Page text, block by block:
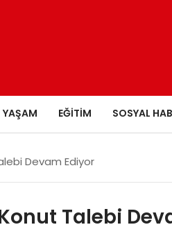
YAŞAM EĞITIM SOSYAL
Devam Ediyor
Talebi